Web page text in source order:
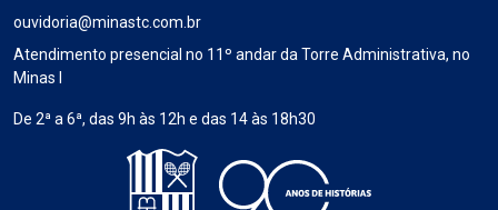
ouvidoria@minastc.com.br
Atendimento presencial no 11º andar da Torre Administrativa, no
Minas I
De 2ª a 6ª, das 9h às 12h e das 14 às 18h30